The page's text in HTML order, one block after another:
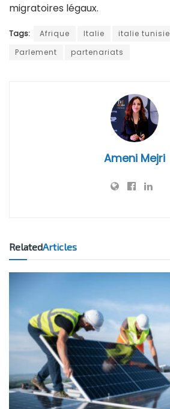
migratoires légaux.
Tags: Afrique Italie italie tunisie
Parlement
partenariats
Ameni Mejri
RelatedArticles